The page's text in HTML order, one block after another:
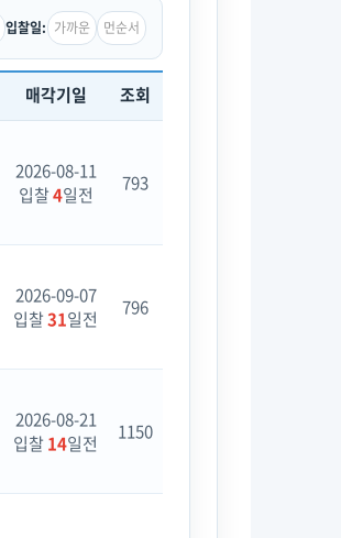
입찰일: 가까운 먼순서
매각기일 조회
2026-08-11
입찰4일전 793
2026-09-07
입찰31일전 796
2026-08-21
입찰14일전 1150